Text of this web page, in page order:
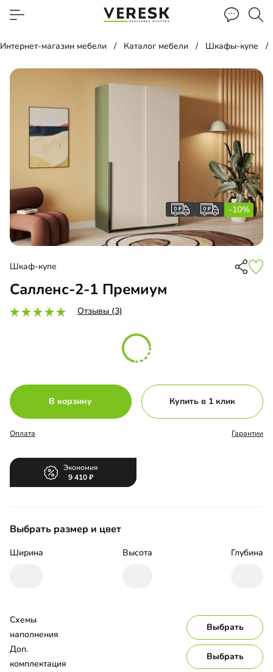
Интернет-магазин мебели Каталог мебели Шкафы-купе
-10%
Шкаф-купе
Салленс-2-1 Премиум
Отзывы (3)
В корзину Купить в 1 клик
Оплата Гарантии
Экономия
9 410
Выбрать размер и цвет
Ширина Высота Глубина
Схемы
наполнения
Выбрать
Доп.
комплектация
Выбрать